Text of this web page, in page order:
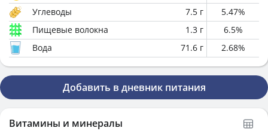
Углеводы
7.5 г 5.47%
Пищевые волокна
1.3 г 6.5%
Вода
71.6 г 2.68%
Добавить в дневник питания
Витамины и минералы